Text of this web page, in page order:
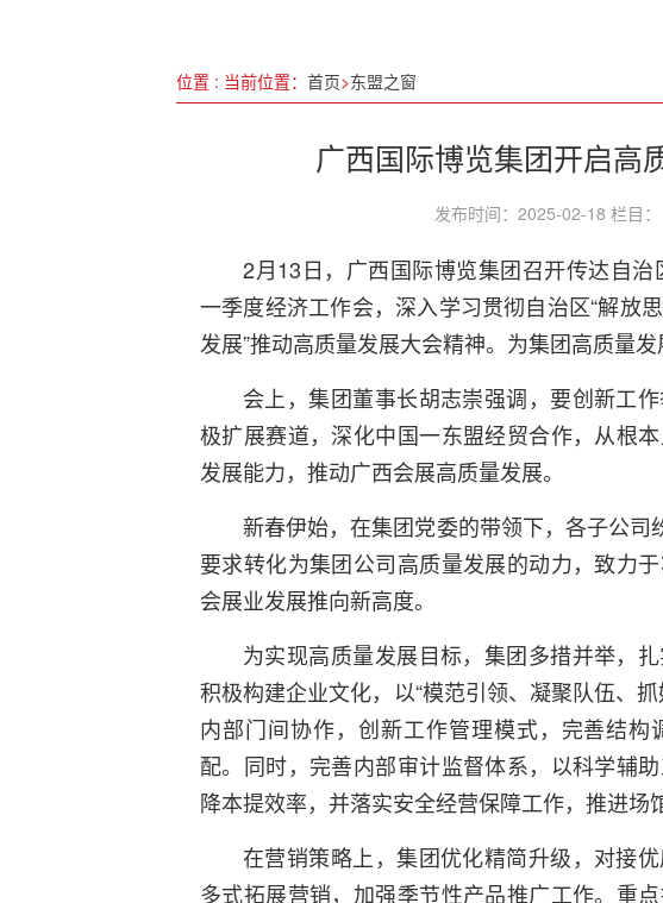
位置 : 当前位置： 首页>东盟之窗
广西国际博览集团开启高
发布时间：2025-02-18 栏目
2月13日，广西国际博览集团召开传达自
一季度经济工作会，深入学习贯彻自治区“解放
发展”推动高质量发展大会精神。为集团高质量发
会上，集团董事长胡志崇强调，要创新工
极扩展赛道，深化中国一东盟经贸合作，从根
发展能力，推动广西会展高质量发展。
新春伊始，在集团党委的带领下，各子公司
要求转化为集团公司高质量发展的动力，致力
会展业发展推向新高度。
为实现高质量发展目标，集团多措并举，
积极构建企业文化，以“模范引领、凝聚队伍、
内部门间协作，创新工作管理模式，完善结
配。同时，完善内部审计监督体系，以科学辅
降本提效率，并落实安全经营保障工作，推进场
在营销策略上，集团优化精简升级，对接
多式拓展营销，加强季节性产品推广工作。重